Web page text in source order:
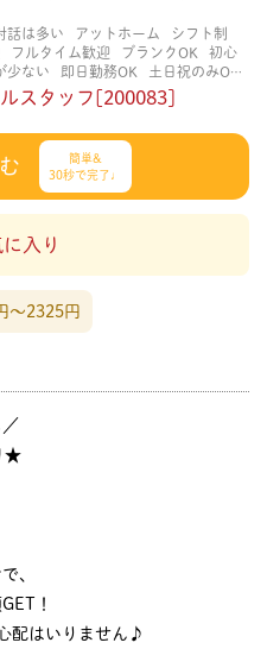
話は多い アットホーム
シフト制
フルタイム歓迎 ブランクOK
初心
少ない 即日勤務OK
土日祝のみOK
決められた時間できっちり
迎 自分の都合に合わせやすい
スタッフ[200083]
簡単&
30秒で完了♩
入り
〜2325円
★
、
！
配はいりません♪